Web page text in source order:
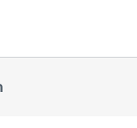
sve aktivnosti